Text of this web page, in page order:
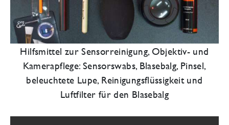
Hilfsmittel zur Sensorreinigung, Objektiv- und
Kamerapflege: Sensorswabs, Blasebalg, Pinsel,
beleuchtete Lupe, Reinigungsflüssigkeit und
Luftfilter für den Blasebalg